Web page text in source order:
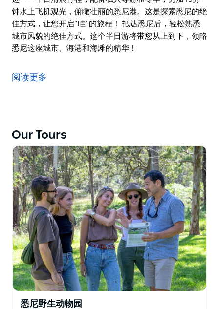
钟水上飞机观光，俯瞰壮丽的悉尼港。这是探索悉尼的绝
佳方式，让您开启"哇"的旅程！ 抵达悉尼后，轻松熟悉
城市风貌的绝佳方式。这个半日游将带您从上到下，领略
悉尼这座城市、海港和海滩的精华！
选——半日清晨行程，配备私人导游和专车，另加15分
钟水上飞机观光，俯瞰壮丽的悉尼港。这是探索悉尼的绝
华！
阅读更多
Our Tours
悉尼野生动物园